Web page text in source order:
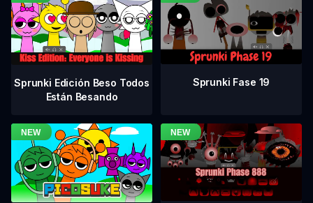
Sprunki Edición Beso Todos
Están Besando
Sprunki Fase 19